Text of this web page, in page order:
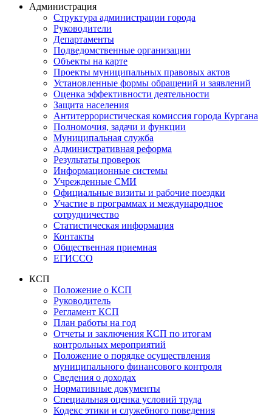
Администрация
Структура администрации города
Руководители
Департаменты
Подведомственные организации
Объекты на карте
Проекты муниципальных правовых актов
Установленные формы обращений и заявлений
Оценка эффективности деятельности
Защита населения
Антитеррористическая комиссия города Кургана
Полномочия, задачи и функции
Муниципальная служба
Административная реформа
Результаты проверок
Информационные системы
Учрежденные СМИ
Официальные визиты и рабочие поездки
Участие в программах и международное
сотрудничество
Статистическая информация
Контакты
Общественная приемная
ЕГИССО
КСП
Положение о КСП
Руководитель
Регламент КСП
План работы на год
Отчеты и заключения КСП по итогам
контрольных мероприятий
Положение о порядке осуществления
муниципального финансового контроля
Сведения о доходах
Нормативные документы
Специальная оценка условий труда
Кодекс этики и служебного поведения